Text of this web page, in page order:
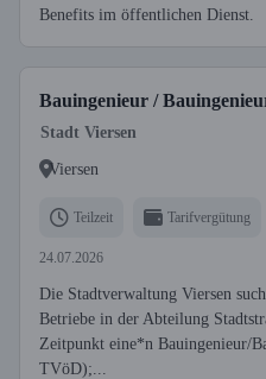
Benefits im öffentlichen Dienst.
Bauingenieur /
Stadt Viersen
Viersen
Teilzeit Tarifvergütung
24.07.2026
Die Stadtverwaltung Viersen
Betriebe in der Abteilung
Zeitpunkt eine*n Bauingenieur/
TVöD);...